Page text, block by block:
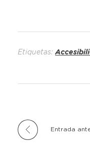
Etiquetas:
Entrada